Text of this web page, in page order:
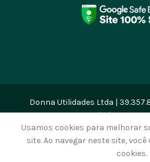
Donna Utilidades Ltda |
Direitos
Usamos cookies para melhorar
site. Ao navegar neste site,
cookies.